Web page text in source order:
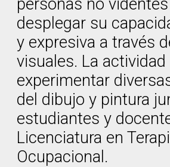
personas no
desplegar su
y expresiva a través
visuales. La
experimentar
del dibujo y pintura
estudiantes y
Licenciatura en
Ocupacional.